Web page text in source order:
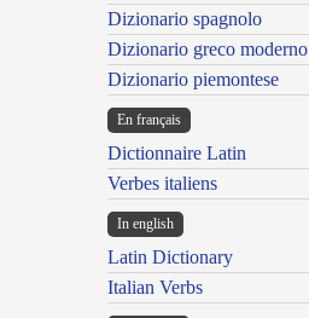
Dizionario spagnolo
Dizionario greco moderno
Dizionario piemontese
En français
Dictionnaire Latin
Verbes italiens
In english
Latin Dictionary
Italian Verbs